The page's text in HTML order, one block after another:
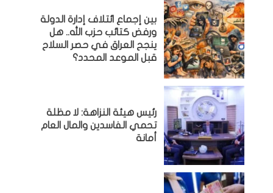
بين إجماع ائتلاف إدارة الدولة
ورفض كتائب حزب الله.. هل
ينجح العراق في حصر السلاح
قبل الموعد المحدد؟
رئيس هيئة النزاهة: لا مظلة
تحمي الفاسدين والمال العام
أمانة